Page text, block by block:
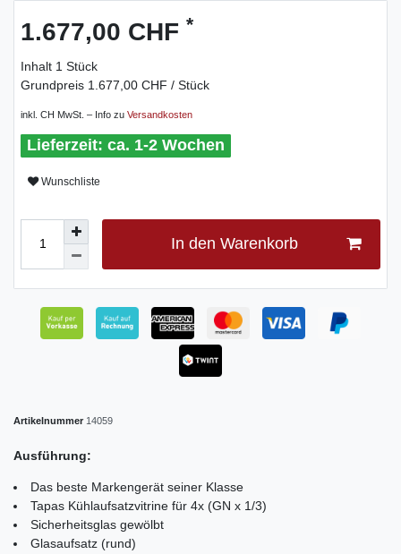
1.677,00 CHF *
Inhalt 1 Stück
Grundpreis 1.677,00 CHF / Stück
inkl. CH MwSt. – Info zu Versandkosten
ca. 1-2 Wochen
Wunschliste
In den Warenkorb
Artikelnummer 14059
Ausführung:
Das beste Markengerät seiner Klasse
Tapas Kühlaufsatzvitrine für 4x (GN x 1/3)
Sicherheitsglas gewölbt
Glasaufsatz (rund)